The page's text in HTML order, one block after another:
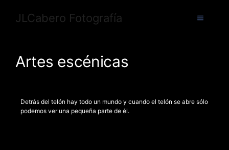
JLCabero Fotografía
Artes escénicas
Detrás del telón hay todo un mundo y cuando el telón se abre sólo
podemos ver una pequeña parte de él.